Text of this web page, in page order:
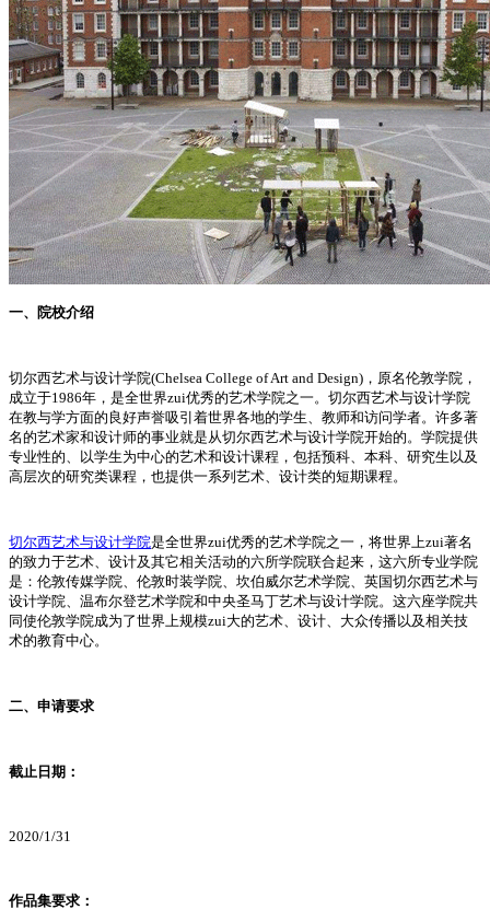
一、院校介绍
切尔西艺术与设计学院(Chelsea College of Art and Design)，原名伦敦学院，
成立于1986年，是全世界zui优秀的艺术学院之一。切尔西艺术与设计学院
在教与学方面的良好声誉吸引着世界各地的学生、教师和访问学者。许多著
名的艺术家和设计师的事业就是从切尔西艺术与设计学院开始的。学院提供
专业性的、以学生为中心的艺术和设计课程，包括预科、本科、研究生以及
高层次的研究类课程，也提供一系列艺术、设计类的短期课程。
切尔西艺术与设计学院是全世界zui优秀的艺术学院之一，将世界上zui著名
的致力于艺术、设计及其它相关活动的六所学院联合起来，这六所专业学院
是：伦敦传媒学院、伦敦时装学院、坎伯威尔艺术学院、英国切尔西艺术与
设计学院、温布尔登艺术学院和中央圣马丁艺术与设计学院。这六座学院共
同使伦敦学院成为了世界上规模zui大的艺术、设计、大众传播以及相关技
术的教育中心。
二、申请要求
截止日期：
2020/1/31
作品集要求 ：